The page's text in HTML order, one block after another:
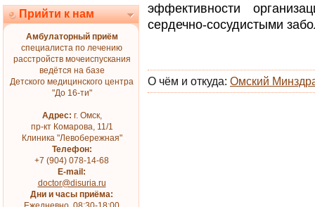
Прийти к нам
Амбулаторный приём
специалиста по лечению
расстройств мочеиспускания
ведётся на базе
Детского медицинского центра
"До 16-ти"
Адрес: г. Омск,
пр-кт Комарова, 11/1
Клиника "Левобережная"
Телефон:
+7 (904) 078-14-68
E-mail:
doctor@disuria.ru
Дни и часы приёма:
эффективности
сердечно-сосудистыми
О чём и откуда: Омский